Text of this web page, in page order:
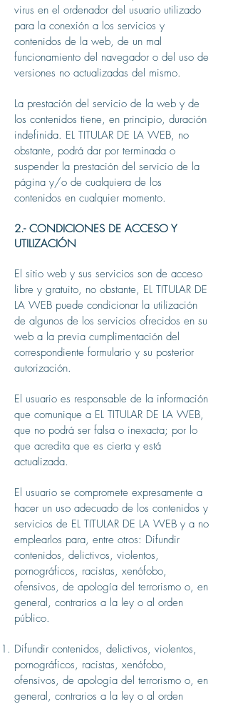
virus en el ordenador del usuario utilizado
para la conexión a los servicios y
contenidos de la web, de un mal
funcionamiento del navegador o del uso de
versiones no actualizadas del mismo.
La prestación del servicio de la web y de
los contenidos tiene, en principio, duración
indefinida. EL TITULAR DE LA WEB, no
obstante, podrá dar por terminada o
suspender la prestación del servicio de la
página y/o de cualquiera de los
contenidos en cualquier momento.
2.- CONDICIONES DE ACCESO Y
UTILIZACIÓN
El sitio web y sus servicios son de acceso
libre y gratuito, no obstante, EL TITULAR DE
LA WEB puede condicionar la utilización
de algunos de los servicios ofrecidos en su
web a la previa cumplimentación del
correspondiente formulario y su posterior
autorización.
El usuario es responsable de la información
que comunique a EL TITULAR DE LA WEB,
que no podrá ser falsa o inexacta; por lo
que acredita que es cierta y está
actualizada.
El usuario se compromete expresamente a
hacer un uso adecuado de los contenidos y
servicios de EL TITULAR DE LA WEB y a no
emplearlos para, entre otros: Difundir
contenidos, delictivos, violentos,
pornográficos, racistas, xenófobo,
ofensivos, de apología del terrorismo o, en
general, contrarios a la ley o al orden
público.
Difundir contenidos, delictivos, violentos,
pornográficos, racistas, xenófobo,
ofensivos, de apología del terrorismo o, en
general, contrarios a la ley o al orden